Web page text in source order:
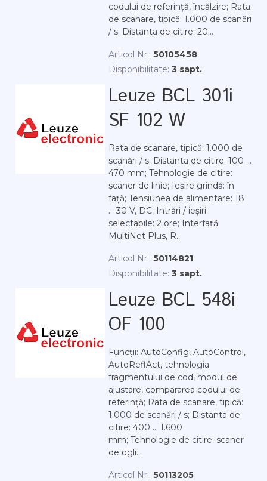
codului de referință, încălzire; Rata
de scanare, tipică: 1.000 de scanări
/ s; Distanta de citire: 20...
Articol Nr.: 50105458
Disponibilitate: 3 sapt.
Leuze BCL 301i
SF 102 W
Rata de scanare, tipică: 1.000 de
scanări / s; Distanta de citire: 100 ...
470 mm; Tehnologie de citire:
scaner de linie; Ieșire grindă: în
față; Tensiunea de alimentare: 18
... 30 V, DC; Intrări / ieșiri
selectabile: 2 ore; Interfață:
MultiNet Plus, R...
Articol Nr.: 50114821
Disponibilitate: 3 sapt.
Leuze BCL 548i
OF 100
Funcții: AutoConfig, AutoControl,
AutoReflAct, tehnologia
fragmentului de cod, modul de
ajustare, compararea codului de
referință; Rata de scanare, tipică:
1.000 de scanări / s; Distanta de
citire: 400 ... 1.600
mm; Tehnologie de citire: scaner
de ogli...
Articol Nr.: 50113205